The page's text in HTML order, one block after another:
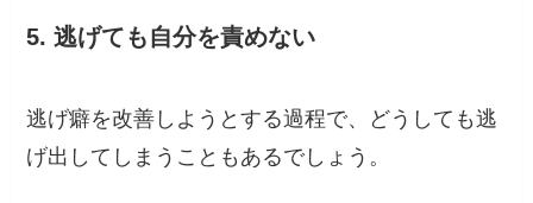
5. 逃げても自分を責めない
逃げ癖を改善しようとする過程で、どうしても逃
げ出してしまうこともあるでしょう。